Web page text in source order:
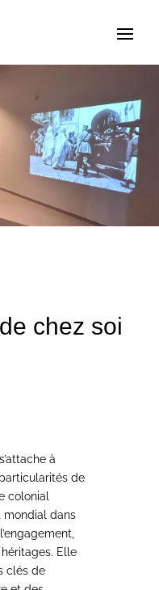
chez soi
à
de
colonial
mondial dans
Elle
clés de